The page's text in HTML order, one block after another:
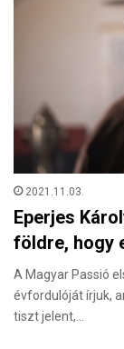
2021.11.03.
Eperjes
földre, hogy
A Magyar Passió
évfordulóját írjuk,
tiszt jelent,…